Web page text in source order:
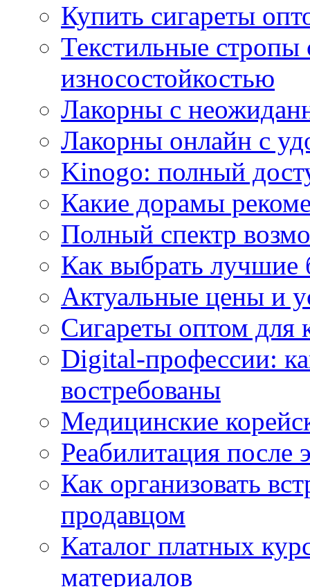
Купить сигареты
Текстильные
износостойкостью
Лакорны с
Лакорны онлайн с
Kinogo: полный
Какие дорамы
Полный спектр
Как выбрать
Актуальные цены и
Сигареты оптом для
Digital-профессии:
востребованы
Медицинские
Реабилитация после
Как организовать
продавцом
Каталог платных
материалов